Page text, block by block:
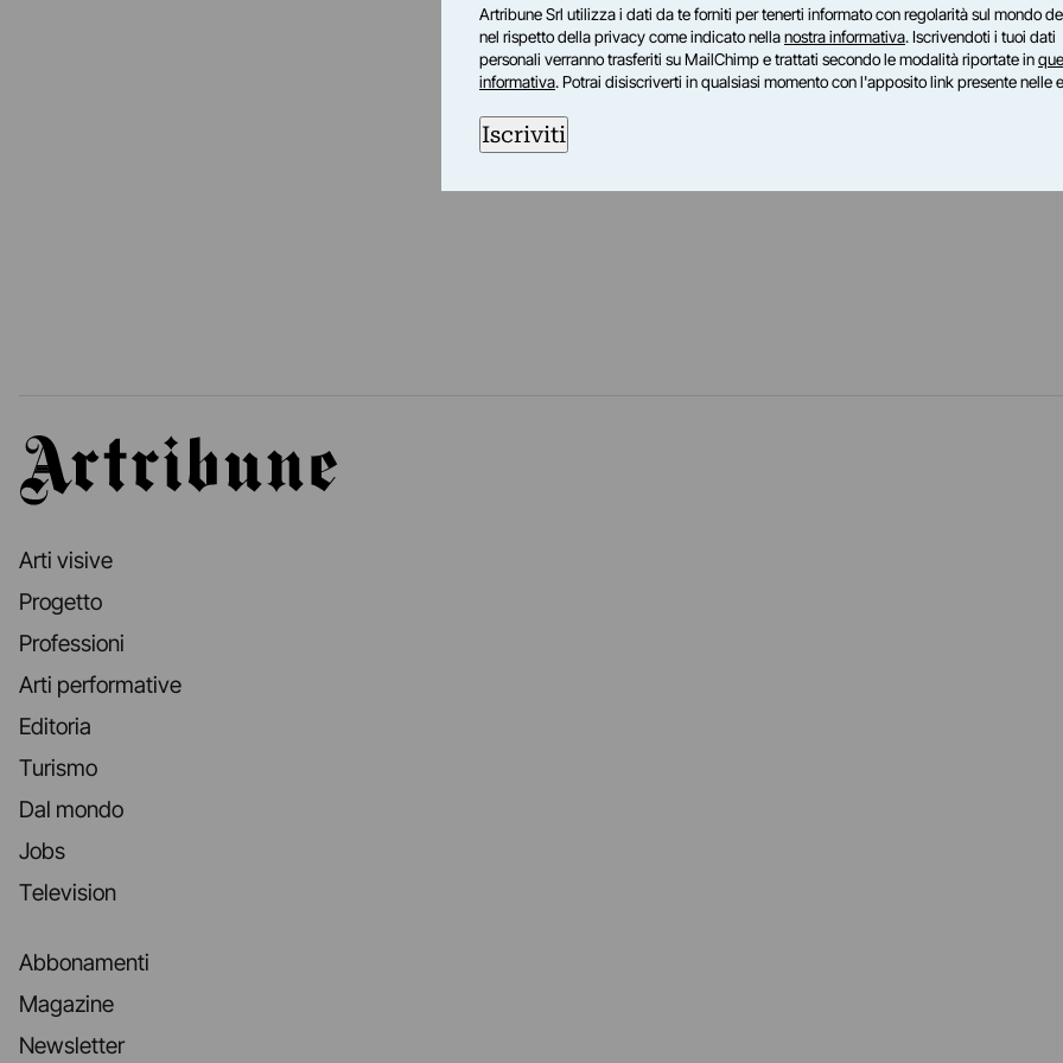
Artribune
Arti visive
Progetto
Professioni
Arti performative
Editoria
Turismo
Dal mondo
Jobs
Television
Abbonamenti
Magazine
Newsletter
Artribune Srl utilizza i dati da te forniti per tenerti informato con regolarità sul mondo
nel rispetto della privacy come indicato nellanostra informativa. Iscrivendoti i tuoi dati
personali verranno trasferiti su MailChimp e trattati secondo le modalità riportate in
informativa. Potrai disiscriverti in qualsiasi momento con l'apposito link presente nelle
Iscriviti